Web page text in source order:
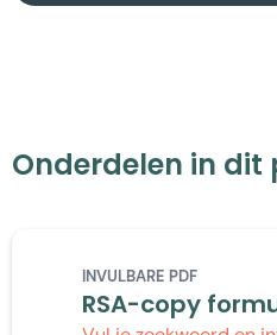
Onderdelen in dit
INVULBARE PDF
RSA-copy